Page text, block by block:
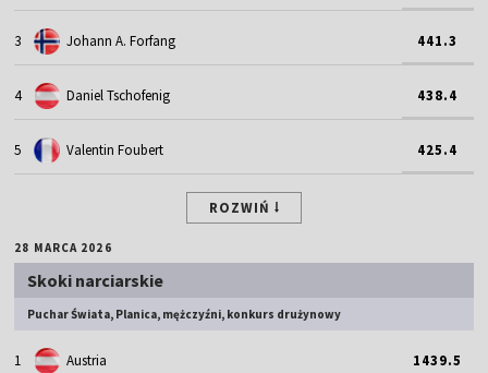
3 Johann A. Forfang 441.3
4 Daniel Tschofenig 438.4
5 Valentin Foubert 425.4
ROZWIŃ
28 MARCA 2026
Skoki narciarskie
Puchar Świata, Planica, mężczyźni, konkurs drużynowy
1 Austria 1439.5